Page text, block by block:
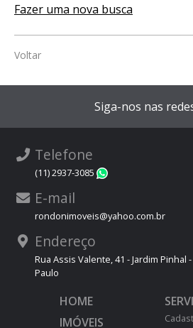
Fazer uma nova busca
Voltar
Siga-nos nas
Telefone
(11) 2937-3085
E-mail
rondonimoveis@yahoo.com.br
Endereço
Rua Assis Valente, 41 - Jardim Pinhal
Paulo
HOME
IMÓVEIS